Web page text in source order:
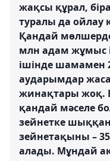
жақсы құрал,
туралы да ойлау
Қандай
млн адам жұмыс
ішінде шамамен
аударымдар
жинақтары жоқ.
қандай мәселе
зейнетке
зейнетақыны –
алады. Мұндай